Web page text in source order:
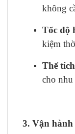
không
Tốc độ
kiệm
Thể
cho
3. Vận